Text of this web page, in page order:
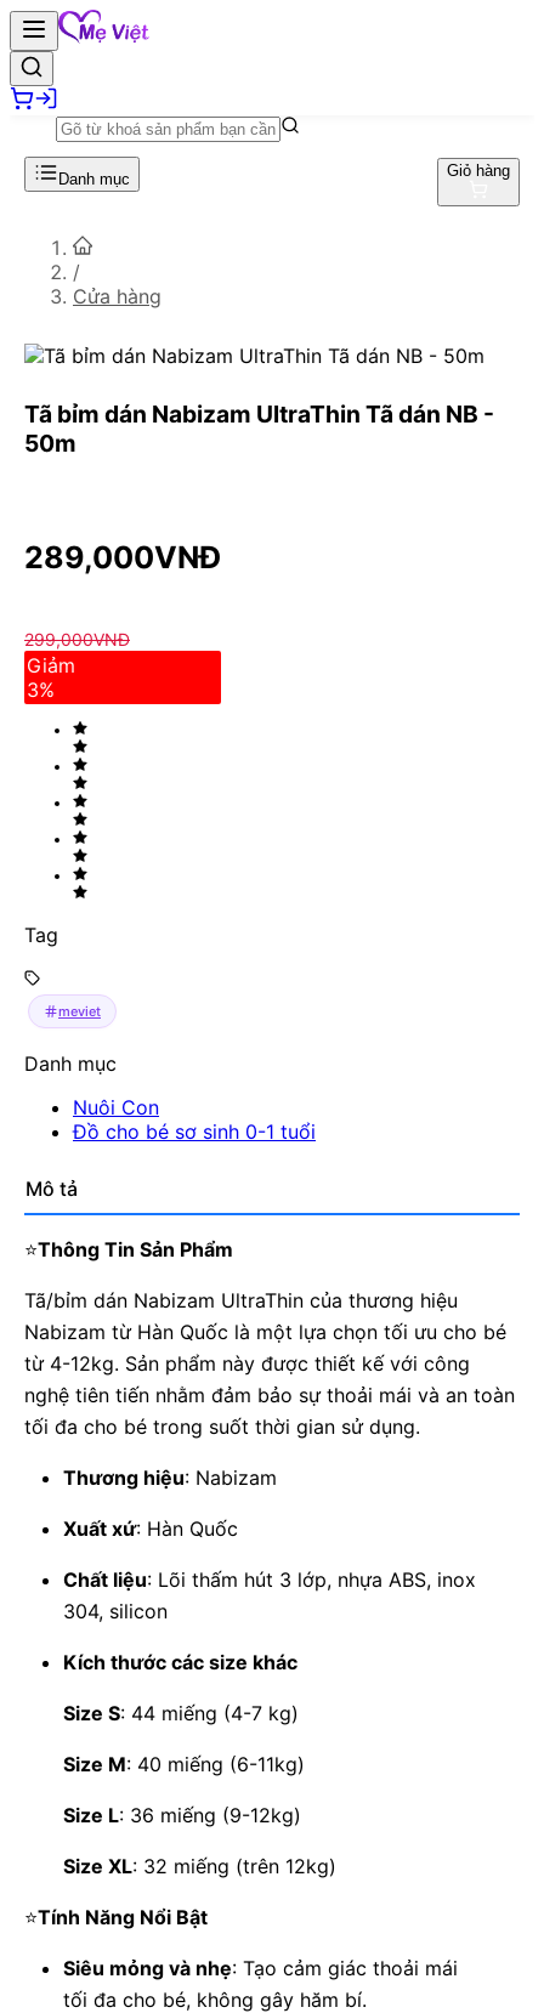
Danh mục Giỏ hàng
/
Cửa hàng
Tã bỉm dán Nabizam UltraThin Tã dán NB -
50m
289,000VNĐ
299,000VNĐ
Giảm
3%
Tag
meviet
Danh mục
Nuôi Con
Đồ cho bé sơ sinh 0-1 tuổi
Mô tả
⭐Thông Tin Sản Phẩm
Tã/bỉm dán Nabizam UltraThin của thương hiệu
Nabizam từ Hàn Quốc là một lựa chọn tối ưu cho bé
từ 4-12kg. Sản phẩm này được thiết kế với công
nghệ tiên tiến nhằm đảm bảo sự thoải mái và an toàn
tối đa cho bé trong suốt thời gian sử dụng.
Thương hiệu: Nabizam
Xuất xứ: Hàn Quốc
Chất liệu: Lõi thấm hút 3 lớp, nhựa ABS, inox
304, silicon
Kích thước các size khác
Size S: 44 miếng (4-7 kg)
Size M: 40 miếng (6-11kg)
Size L: 36 miếng (9-12kg)
Size XL: 32 miếng (trên 12kg)
⭐Tính Năng Nổi Bật
Siêu mỏng và nhẹ: Tạo cảm giác thoải mái
tối đa cho bé, không gây hăm bí.